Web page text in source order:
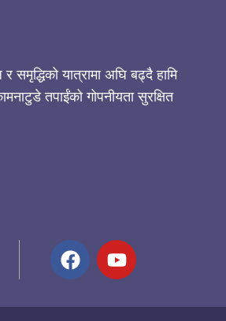
यात्रामा अघि बढ्दै हामि
तपाईंको गोपनीयता सुरक्षित